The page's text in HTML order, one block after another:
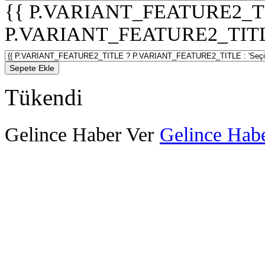
{{
Sepete Ekle
Tükendi
Gelince Haber Ver Gelince